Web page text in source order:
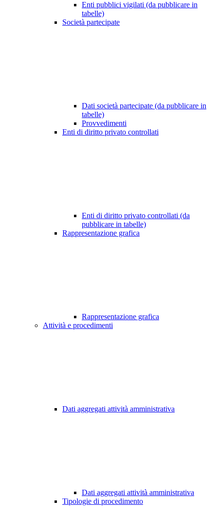
Enti pubblici vigilati (da pubblicare in
tabelle)
Società partecipate
Dati società partecipate (da pubblicare in
tabelle)
Provvedimenti
Enti di diritto privato controllati
Enti di diritto privato controllati (da
pubblicare in tabelle)
Rappresentazione grafica
Rappresentazione grafica
Attività e procedimenti
Dati aggregati attività amministrativa
Dati aggregati attività amministrativa
Tipologie di procedimento